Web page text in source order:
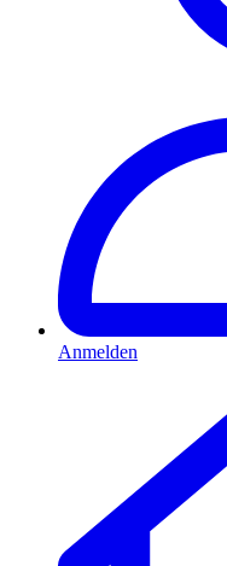
Anmelden